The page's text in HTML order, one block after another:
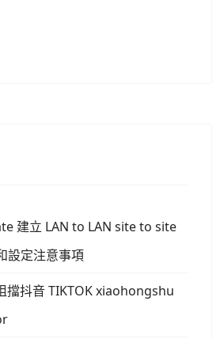
建立 LAN to LAN site to site
設定注意事項
擋抖音 TIKTOK xiaohongshu